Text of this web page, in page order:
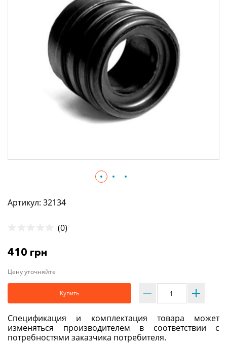
Артикул: 32134
(0)
410 грн
Цену уточняйте
Купить
Спецификация и комплектация товара может
изменяться производителем в соответствии с
потребностями заказчика потребителя.